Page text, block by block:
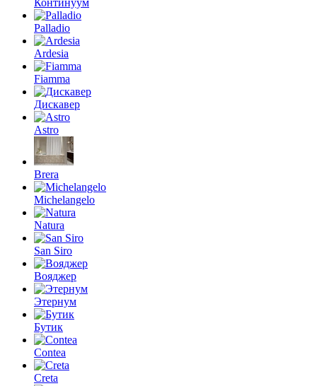
Континуум
Palladio
Ardesia
Fiamma
Дискавер
Astro
Brera
Michelangelo
Natura
San Siro
Вояджер
Этернум
Бутик
Contea
Creta